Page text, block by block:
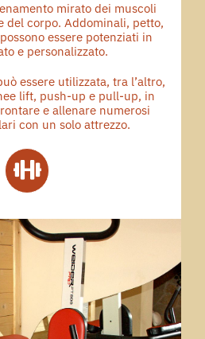
mirato dei muscoli
del corpo. Addominali, petto,
essere potenziati in
e personalizzato.
essere utilizzata, tra l’altro,
lift, push-up e pull-up, in
e allenare numerosi
con un solo attrezzo.